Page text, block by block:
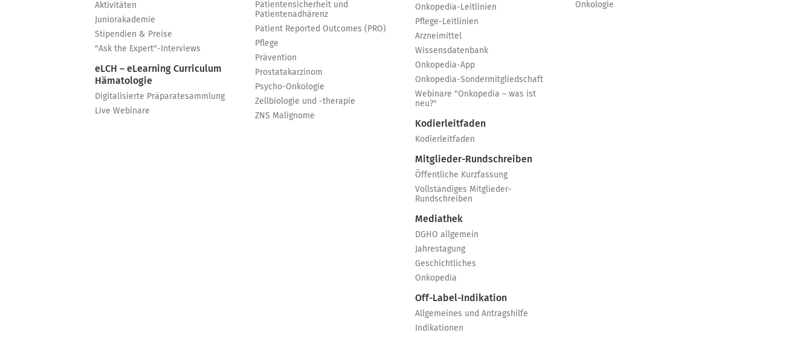
Aktivitäten
Juniorakademie
Stipendien & Preise
"Ask the Expert"-Interviews
eLCH – eLearning Curriculum
Hämatologie
Digitalisierte Präparatesammlung
Live Webinare
Patientensicherheit und
Patientenadhärenz
Patient Reported Outcomes (PRO)
Pflege
Prävention
Prostatakarzinom
Psycho-Onkologie
Zellbiologie und -therapie
ZNS Malignome
Onkopedia-Leitlinien
Pflege-Leitlinien
Arzneimittel
Wissensdatenbank
Onkopedia-App
Onkopedia-Sondermitgliedschaft
Webinare "Onkopedia – was ist
neu?"
Kodierleitfaden
Kodierleitfaden
Mitglieder-Rundschreiben
Öffentliche Kurzfassung
Vollständiges Mitglieder-
Rundschreiben
Mediathek
DGHO allgemein
Jahrestagung
Geschichtliches
Onkopedia
Off-Label-Indikation
Allgemeines und Antragshilfe
Indikationen
Onkologie